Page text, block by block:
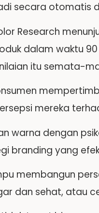
secara otomatis
Research
dalam waktu
itu semata-
mereka
warna dengan
branding yang
membangun
dan sehat, atau